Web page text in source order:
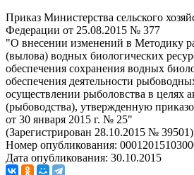
Приказ Министерства сельского
Федерации от 25.08.2015 № 377
"О внесении изменений в Методику
(вылова) водных биологических
обеспечения сохранения водных
обеспечения деятельности
осуществлении рыболовства в целях
(рыбоводства), утвержденную
от 30 января 2015 г. № 25"
(Зарегистрирован 28.10.2015 № 39501)
Номер опубликования:
Дата опубликования: 30.10.2015